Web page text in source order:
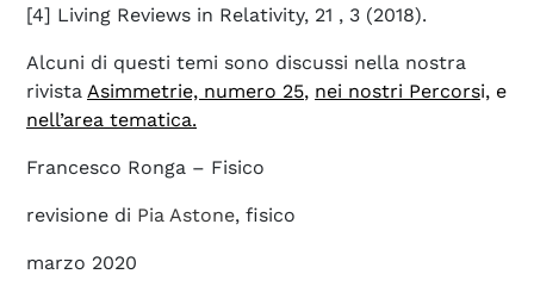
[4] Living Reviews in Relativity, 21 , 3 (2018).
Alcuni di questi temi sono discussi nella nostra
rivista Asimmetrie, numero 25, nei nostri Percorsi, e
nell’area tematica.
Francesco Ronga – Fisico
revisione di Pia Astone, fisico
marzo 2020